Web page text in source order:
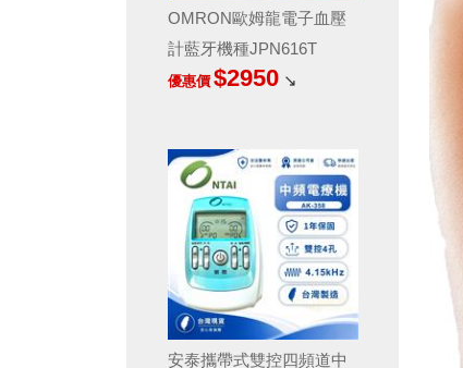
OMRON歐姆龍電子血壓
計藍牙機種JPN616T
優惠價 $2950↘
安泰攜帶式雙控四頻道中